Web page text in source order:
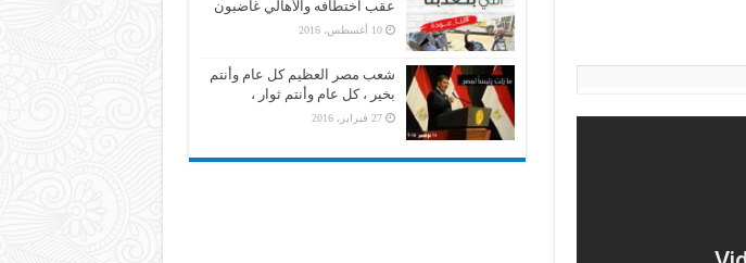
عقب اختطافه والأهالي غاضبون
10 أغسطس، 2016
شعب مصر العظيم كل عام وأنتم
بخير ، كل عام وأنتم ثوار ،
27 فبراير، 2016